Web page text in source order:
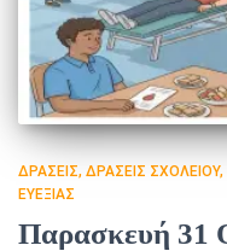
ΔΡΑΣΕΙΣ ΔΡΆΣΕΙΣ ΣΧΟΛΕΊΟΥ
ΕΥΕΞΊΑΣ
Παρασκευή 31